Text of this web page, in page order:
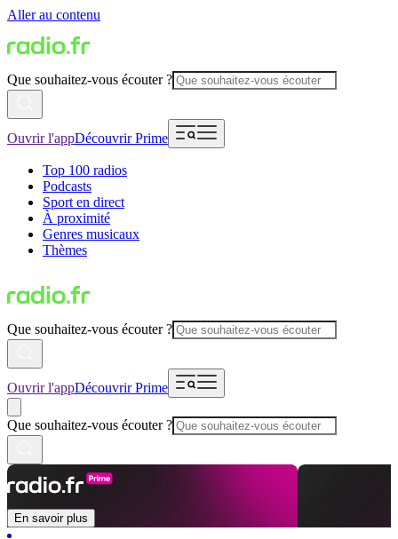
Aller au contenu
Que souhaitez-vous écouter ?
Ouvrir l'appDécouvrir Prime
Top 100 radios
Podcasts
Sport en direct
À proximité
Genres musicaux
Thèmes
Que souhaitez-vous écouter ?
Ouvrir l'appDécouvrir Prime
Que souhaitez-vous écouter ?
En savoir plus